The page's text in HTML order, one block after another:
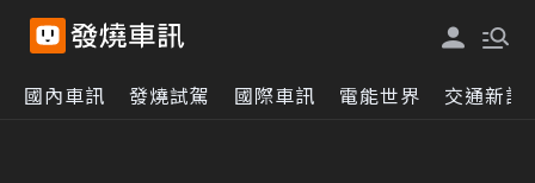
國內車訊 發燒試駕 國際車訊 電能世界 交通新訊